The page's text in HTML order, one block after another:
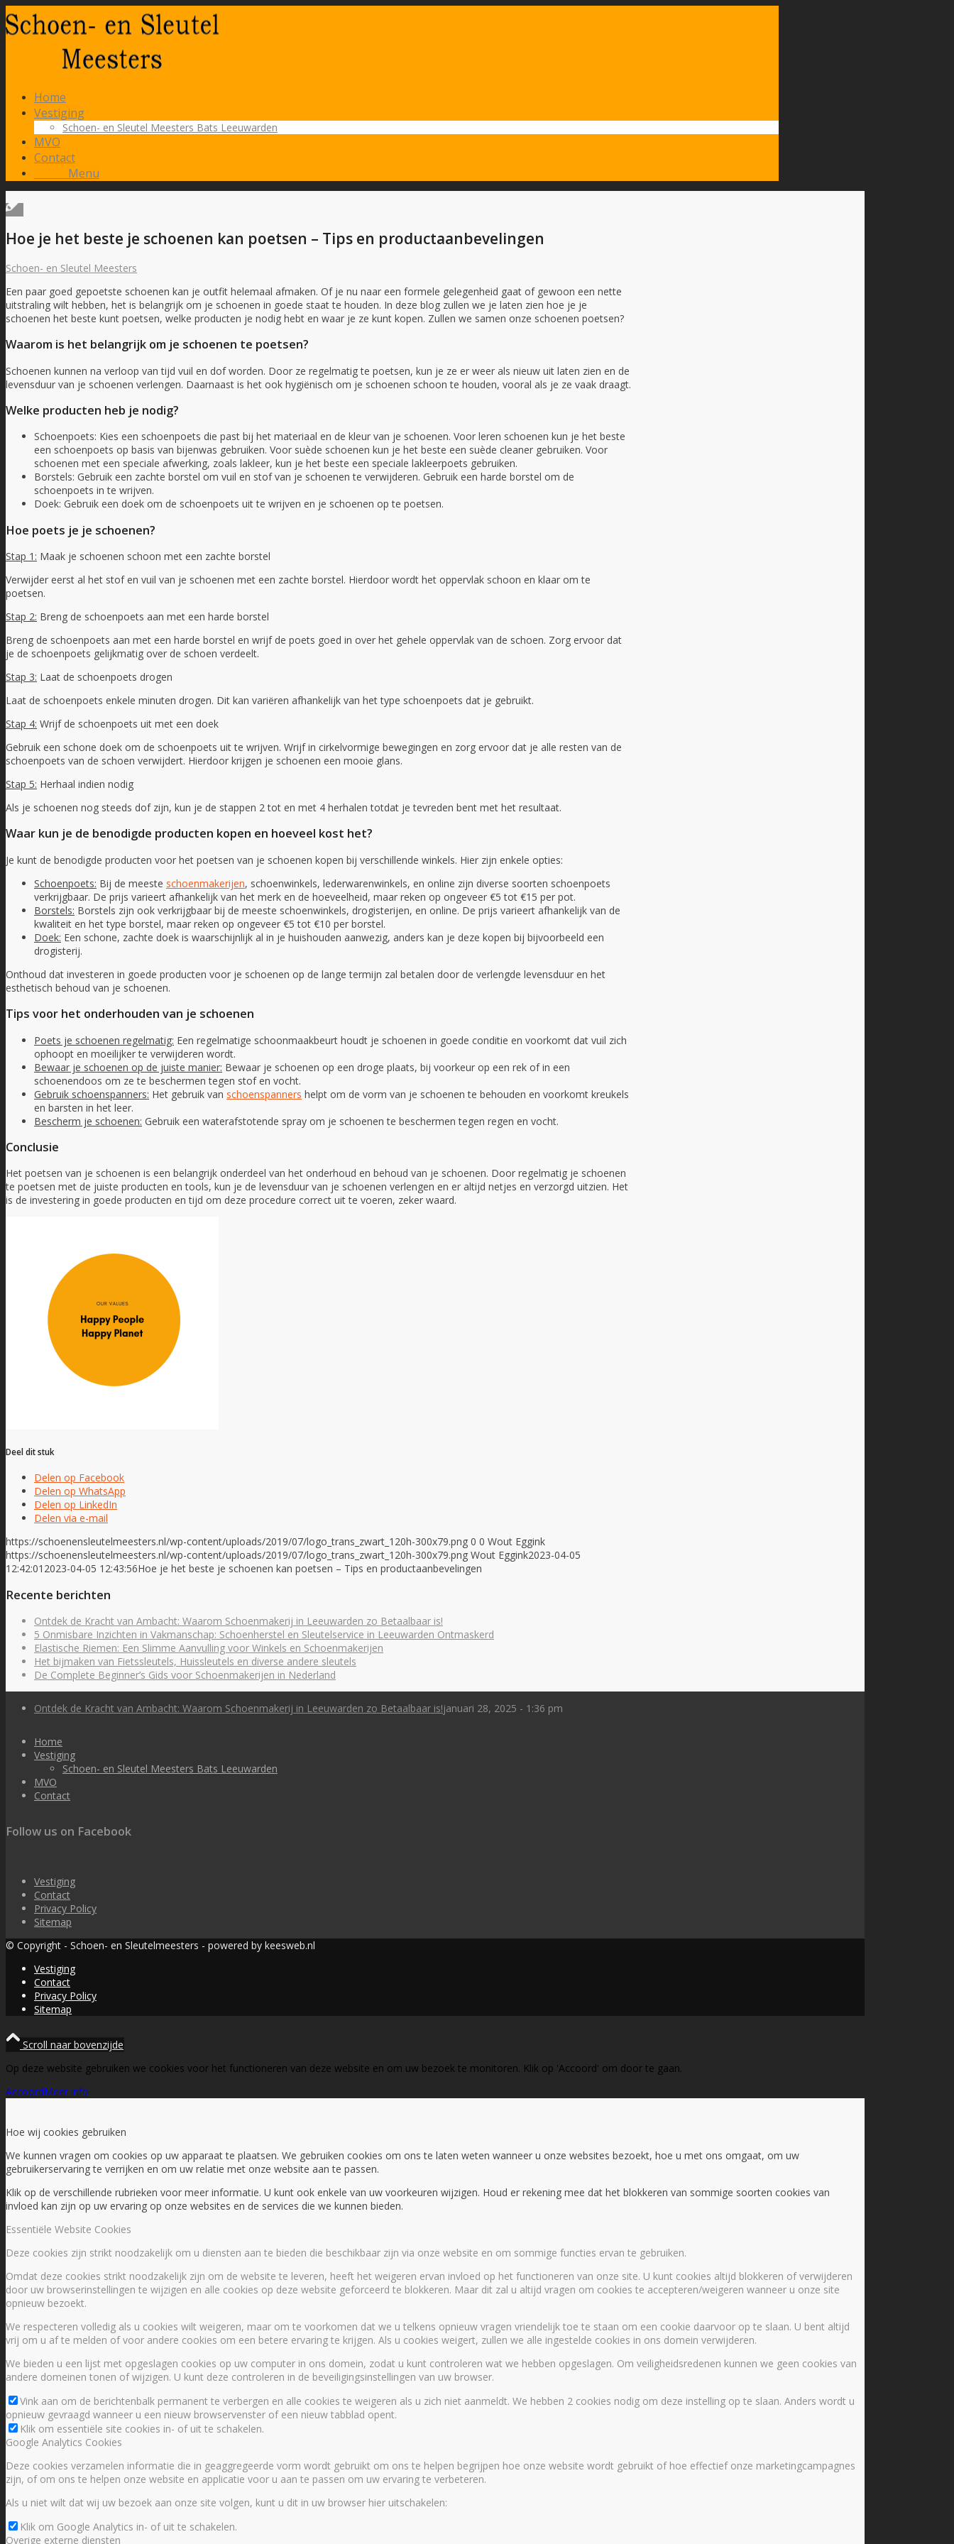
Home
Vestiging
Schoen- en Sleutel Meesters Bats Leeuwarden
MVO
Contact
Menu
Hoe je het beste je schoenen kan poetsen – Tips en productaanbevelingen
Schoen- en Sleutel Meesters
Een paar goed gepoetste schoenen kan je outfit helemaal afmaken. Of je nu naar een formele gelegenheid gaat of gewoon een nette
uitstraling wilt hebben, het is belangrijk om je schoenen in goede staat te houden. In deze blog zullen we je laten zien hoe je je
schoenen het beste kunt poetsen, welke producten je nodig hebt en waar je ze kunt kopen. Zullen we samen onze schoenen poetsen?
Waarom is het belangrijk om je schoenen te poetsen?
Schoenen kunnen na verloop van tijd vuil en dof worden. Door ze regelmatig te poetsen, kun je ze er weer als nieuw uit laten zien en de
levensduur van je schoenen verlengen. Daarnaast is het ook hygiënisch om je schoenen schoon te houden, vooral als je ze vaak draagt.
Welke producten heb je nodig?
Schoenpoets: Kies een schoenpoets die past bij het materiaal en de kleur van je schoenen. Voor leren schoenen kun je het beste
een schoenpoets op basis van bijenwas gebruiken. Voor suède schoenen kun je het beste een suède cleaner gebruiken. Voor
schoenen met een speciale afwerking, zoals lakleer, kun je het beste een speciale lakleerpoets gebruiken.
Borstels: Gebruik een zachte borstel om vuil en stof van je schoenen te verwijderen. Gebruik een harde borstel om de
schoenpoets in te wrijven.
Doek: Gebruik een doek om de schoenpoets uit te wrijven en je schoenen op te poetsen.
Hoe poets je je schoenen?
Stap 1: Maak je schoenen schoon met een zachte borstel
Verwijder eerst al het stof en vuil van je schoenen met een zachte borstel. Hierdoor wordt het oppervlak schoon en klaar om te
poetsen.
Stap 2: Breng de schoenpoets aan met een harde borstel
Breng de schoenpoets aan met een harde borstel en wrijf de poets goed in over het gehele oppervlak van de schoen. Zorg ervoor dat
je de schoenpoets gelijkmatig over de schoen verdeelt.
Stap 3: Laat de schoenpoets drogen
Laat de schoenpoets enkele minuten drogen. Dit kan variëren afhankelijk van het type schoenpoets dat je gebruikt.
Stap 4: Wrijf de schoenpoets uit met een doek
Gebruik een schone doek om de schoenpoets uit te wrijven. Wrijf in cirkelvormige bewegingen en zorg ervoor dat je alle resten van de
schoenpoets van de schoen verwijdert. Hierdoor krijgen je schoenen een mooie glans.
Stap 5: Herhaal indien nodig
Als je schoenen nog steeds dof zijn, kun je de stappen 2 tot en met 4 herhalen totdat je tevreden bent met het resultaat.
Waar kun je de benodigde producten kopen en hoeveel kost het?
Je kunt de benodigde producten voor het poetsen van je schoenen kopen bij verschillende winkels. Hier zijn enkele opties:
Schoenpoets: Bij de meeste schoenmakerijen, schoenwinkels, lederwarenwinkels, en online zijn diverse soorten schoenpoets
verkrijgbaar. De prijs varieert afhankelijk van het merk en de hoeveelheid, maar reken op ongeveer €5 tot €15 per pot.
Borstels: Borstels zijn ook verkrijgbaar bij de meeste schoenwinkels, drogisterijen, en online. De prijs varieert afhankelijk van de
kwaliteit en het type borstel, maar reken op ongeveer €5 tot €10 per borstel.
Doek: Een schone, zachte doek is waarschijnlijk al in je huishouden aanwezig, anders kan je deze kopen bij bijvoorbeeld een
drogisterij.
Onthoud dat investeren in goede producten voor je schoenen op de lange termijn zal betalen door de verlengde levensduur en het
esthetisch behoud van je schoenen.
Tips voor het onderhouden van je schoenen
Poets je schoenen regelmatig: Een regelmatige schoonmaakbeurt houdt je schoenen in goede conditie en voorkomt dat vuil zich
ophoopt en moeilijker te verwijderen wordt.
Bewaar je schoenen op de juiste manier: Bewaar je schoenen op een droge plaats, bij voorkeur op een rek of in een
schoenendoos om ze te beschermen tegen stof en vocht.
Gebruik schoenspanners: Het gebruik van schoenspanners helpt om de vorm van je schoenen te behouden en voorkomt kreukels
en barsten in het leer.
Bescherm je schoenen: Gebruik een waterafstotende spray om je schoenen te beschermen tegen regen en vocht.
Conclusie
Het poetsen van je schoenen is een belangrijk onderdeel van het onderhoud en behoud van je schoenen. Door regelmatig je schoenen
te poetsen met de juiste producten en tools, kun je de levensduur van je schoenen verlengen en er altijd netjes en verzorgd uitzien. Het
is de investering in goede producten en tijd om deze procedure correct uit te voeren, zeker waard.
Deel dit stuk
Delen op Facebook
Delen op WhatsApp
Delen op LinkedIn
Delen via e-mail
https://schoenensleutelmeesters.nl/wp-content/uploads/2019/07/logo_trans_zwart_120h-300x79.png 0 0 Wout Eggink
https://schoenensleutelmeesters.nl/wp-content/uploads/2019/07/logo_trans_zwart_120h-300x79.png Wout Eggink2023-04-05
12:42:01 2023-04-05 12:43:56Hoe je het beste je schoenen kan poetsen – Tips en productaanbevelingen
Recente berichten
Ontdek de Kracht van Ambacht: Waarom Schoenmakerij in Leeuwarden zo Betaalbaar is!
5 Onmisbare Inzichten in Vakmanschap: Schoenherstel en Sleutelservice in Leeuwarden Ontmaskerd
Elastische Riemen: Een Slimme Aanvulling voor Winkels en Schoenmakerijen
Het bijmaken van Fietssleutels, Huissleutels en diverse andere sleutels
De Complete Beginner’s Gids voor Schoenmakerijen in Nederland
Ontdek de Kracht van Ambacht: Waarom Schoenmakerij in Leeuwarden zo Betaalbaar is!januari 28, 2025 - 1:36 pm
Home
Vestiging
Schoen- en Sleutel Meesters Bats Leeuwarden
MVO
Contact
Follow us on Facebook
Vestiging
Contact
Privacy Policy
Sitemap
© Copyright - Schoen- en Sleutelmeesters - powered by keesweb.nl
Vestiging
Contact
Privacy Policy
Sitemap
Scroll naar bovenzijde
Op deze website gebruiken we cookies voor het functioneren van deze website en om uw bezoek te monitoren. Klik op 'Accoord' om door te gaan.
AccoordMeer info
Hoe wij cookies gebruiken
We kunnen vragen om cookies op uw apparaat te plaatsen. We gebruiken cookies om ons te laten weten wanneer u onze websites bezoekt, hoe u met ons omgaat, om uw
gebruikerservaring te verrijken en om uw relatie met onze website aan te passen.
Klik op de verschillende rubrieken voor meer informatie. U kunt ook enkele van uw voorkeuren wijzigen. Houd er rekening mee dat het blokkeren van sommige soorten cookies van
invloed kan zijn op uw ervaring op onze websites en de services die we kunnen bieden.
Essentiële Website Cookies
Deze cookies zijn strikt noodzakelijk om u diensten aan te bieden die beschikbaar zijn via onze website en om sommige functies ervan te gebruiken.
Omdat deze cookies strikt noodzakelijk zijn om de website te leveren, heeft het weigeren ervan invloed op het functioneren van onze site. U kunt cookies altijd blokkeren of verwijderen
door uw browserinstellingen te wijzigen en alle cookies op deze website geforceerd te blokkeren. Maar dit zal u altijd vragen om cookies te accepteren/weigeren wanneer u onze site
opnieuw bezoekt.
We respecteren volledig als u cookies wilt weigeren, maar om te voorkomen dat we u telkens opnieuw vragen vriendelijk toe te staan om een cookie daarvoor op te slaan. U bent altijd
vrij om u af te melden of voor andere cookies om een betere ervaring te krijgen. Als u cookies weigert, zullen we alle ingestelde cookies in ons domein verwijderen.
We bieden u een lijst met opgeslagen cookies op uw computer in ons domein, zodat u kunt controleren wat we hebben opgeslagen. Om veiligheidsredenen kunnen we geen cookies van
andere domeinen tonen of wijzigen. U kunt deze controleren in de beveiligingsinstellingen van uw browser.
Vink aan om de berichtenbalk permanent te verbergen en alle cookies te weigeren als u zich niet aanmeldt. We hebben 2 cookies nodig om deze instelling op te slaan. Anders wordt u
opnieuw gevraagd wanneer u een nieuw browservenster of een nieuw tabblad opent.
Klik om essentiële site cookies in- of uit te schakelen.
Google Analytics Cookies
Deze cookies verzamelen informatie die in geaggregeerde vorm wordt gebruikt om ons te helpen begrijpen hoe onze website wordt gebruikt of hoe effectief onze marketingcampagnes
zijn, of om ons te helpen onze website en applicatie voor u aan te passen om uw ervaring te verbeteren.
Als u niet wilt dat wij uw bezoek aan onze site volgen, kunt u dit in uw browser hier uitschakelen:
Klik om Google Analytics in- of uit te schakelen.
Overige externe diensten